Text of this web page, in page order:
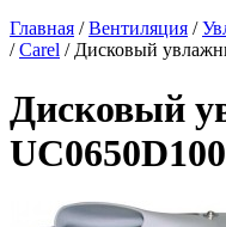
Главная /Вентиляция /
/Carel / Дисковый
Дисковый
UC0650D100